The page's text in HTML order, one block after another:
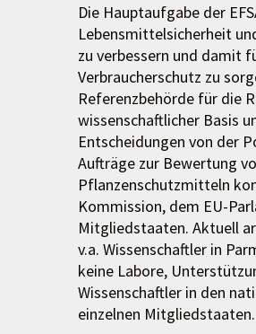
Die Hauptaufgabe der
Lebensmittelsicherheit
zu verbessern und damit
Verbraucherschutz zu
Referenzbehörde für die
wissenschaftlicher Basis
Entscheidungen von der
Aufträge zur Bewertung
Pflanzenschutzmitteln
Kommission, dem EU-
Mitgliedstaaten. Aktuell
v.a. Wissenschaftler in
keine Labore,
Wissenschaftler in den
einzelnen